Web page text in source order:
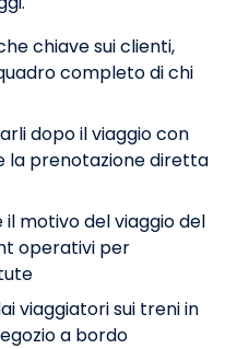
chiave sui clienti,
completo di chi
dopo il viaggio con
la prenotazione diretta
motivo del viaggio del
operativi per
viaggiatori sui treni in
a bordo